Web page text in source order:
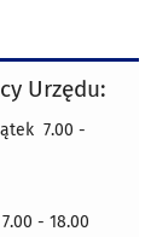
Urzędu:
7.00 -
- 18.00